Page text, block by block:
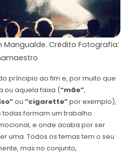
Mangualde. Crédito Fotografia:
príncipio ao fim e, por muito que
ou aquela faixa (“mãe”,
ou “cigarette”por exemplo),
formam um trabalho
e onde acaba por ser
uma. Todos os temas tem o seu
mas no conjunto,